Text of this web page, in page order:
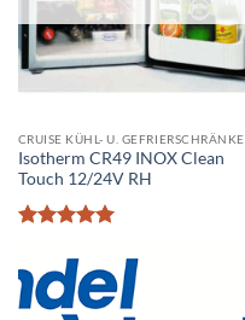
CRUISE KÜHL- U. GEFRIERSCHRÄNKE
Isotherm CR49 INOX Clean
Touch 12/24V RH
von
5